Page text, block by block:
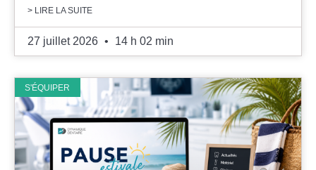
> LIRE LA SUITE
27 juillet 2026 14 h 02 min
S'ÉQUIPER